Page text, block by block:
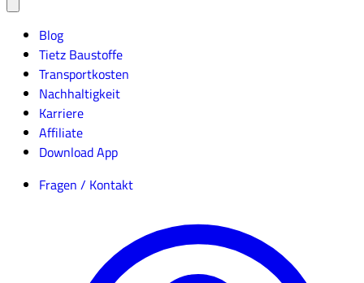
Blog
Tietz Baustoffe
Transportkosten
Nachhaltigkeit
Karriere
Affiliate
Download App
Fragen / Kontakt